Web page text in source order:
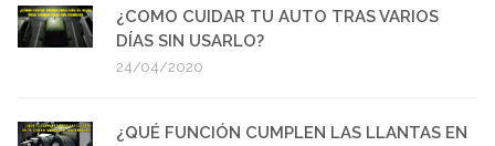
¿COMO CUIDAR TU AUTO TRAS VARIOS
DÍAS SIN USARLO?
24/04/2020
¿QUÉ FUNCIÓN CUMPLEN LAS LLANTAS EN